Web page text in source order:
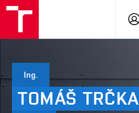
Ing.
TOMÁŠ TRČKA